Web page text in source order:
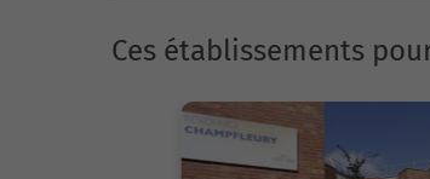
Ces établissements